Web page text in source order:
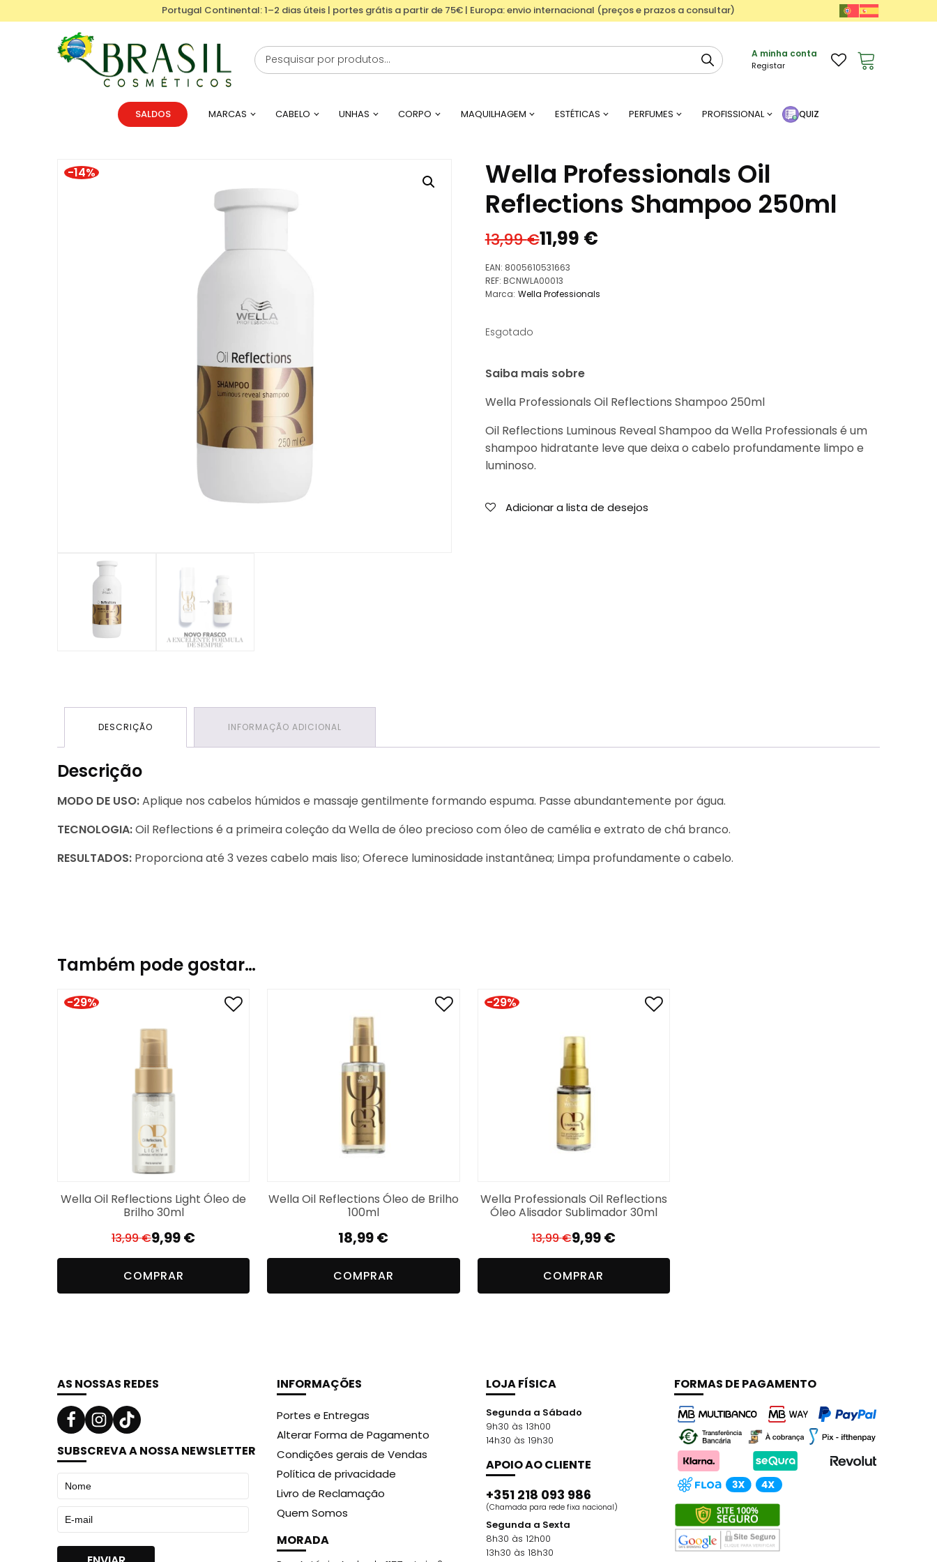
Portugal Continental: 1–2 dias úteis | portes grátis a partir de 75€ | Europa: envio internacional (preços e prazos a consultar)
A minha conta
Registar
SALDOS MARCAS CABELO UNHAS CORPO MAQUILHAGEM ESTÉTICAS PERFUMES PROFISSIONAL QUIZ
-14%
Wella Professionals Oil
Reflections Shampoo 250ml
13,99€
O
preço
original
era:
11,99 €
O
preço
atual
é:
EAN: 8005610531663
REF: BCNWLA00013
Marca: Wella Professionals
Esgotado
Saiba mais sobre
Wella Professionals Oil Reflections Shampoo 250ml
Oil Reflections Luminous Reveal Shampoo da Wella Professionals é um
shampoo hidratante leve que deixa o cabelo profundamente limpo e
luminoso.
Adicionar a lista de desejos
DESCRIÇÃO INFORMAÇÃO ADICIONAL
Descrição
MODO DE USO:Aplique nos cabelos húmidos e massaje gentilmente formando espuma. Passe abundantemente por água.
TECNOLOGIA:Oil Reflections é a primeira coleção da Wella de óleo precioso com óleo de camélia e extrato de chá branco.
RESULTADOS: Proporciona até 3 vezes cabelo mais liso; Oferece luminosidade instantânea; Limpa profundamente o cabelo.
Também pode gostar…
-29%
Wella Oil Reflections Light Óleo de
Brilho 30ml
13,99€O
preço
original
era:
9,99€
O
preço
atual
é:
COMPRAR
Wella Oil Reflections Óleo de Brilho
100ml
18,99€
COMPRAR
-29%
Wella Professionals Oil Reflections
Óleo Alisador Sublimador 30ml
13,99€O
preço
original
era:
9,99€
O
preço
atual
é:
COMPRAR
AS NOSSAS REDES
SUBSCREVA A NOSSA NEWSLETTER
INFORMAÇÕES
Portes e Entregas
Alterar Forma de Pagamento
Condições gerais de Vendas
Política de privacidade
Livro de Reclamação
Quem Somos
MORADA
LOJA FÍSICA
Segunda a Sábado
9h30 às 13h00
14h30 às 19h30
APOIO AO CLIENTE
+351 218 093 986
(Chamada para rede fixa nacional)
Segunda a Sexta
8h30 às 12h00
13h30 às 18h30
FORMAS DE PAGAMENTO